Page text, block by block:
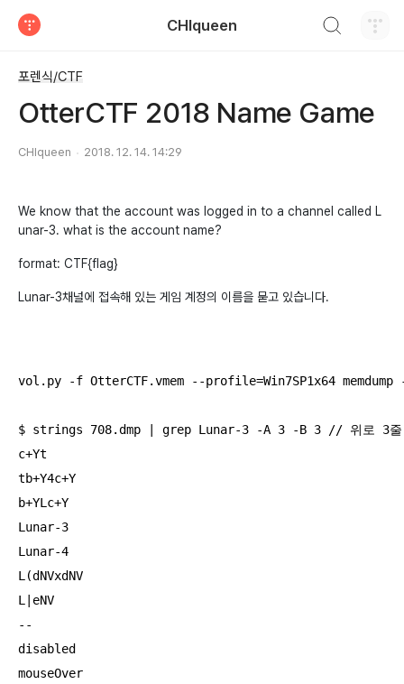
CHIqueen
포렌식/CTF
OtterCTF 2018 Name Game
CHIqueen 2018. 12. 14. 14:29
We know that the account was logged in to a channel called L
unar-3. what is the account name?
format: CTF{flag}
Lunar-3채널에 접속해 있는 게임 계정의 이름을 묻고 있습니다.
vol.py -f OtterCTF.vmem --profile=Win7SP1x64
$ strings 708.dmp | grep Lunar-3 -A 3 -B 3 // 위로 3줄
c+Yt
tb+Y4c+Y
b+YLc+Y
Lunar-3
Lunar-4
L(dNVxdNV
L|eNV
--
disabled
mouseOver